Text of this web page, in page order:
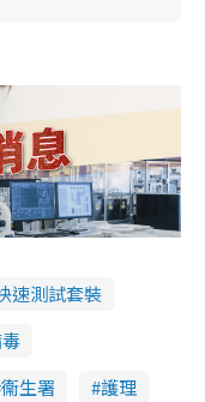
速測試套裝
衞生署
護理